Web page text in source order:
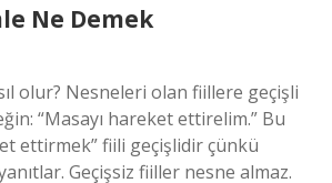
Ne Demek
olur? Nesneleri olan fiillere geçişli
“Masayı hareket ettirelim.” Bu
ettirmek” fiili geçişlidir çünkü
Geçişsiz fiiller nesne almaz.